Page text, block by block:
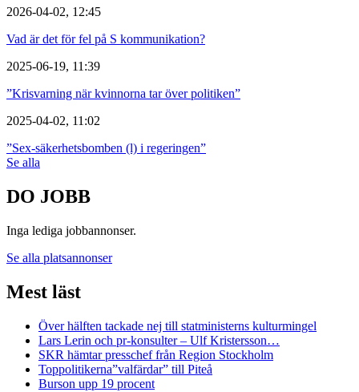
2026-04-02, 12:45
Vad är det för fel på S kommunikation?
2025-06-19, 11:39
”Krisvarning när kvinnorna tar över politiken”
2025-04-02, 11:02
”Sex-säkerhetsbomben (l) i regeringen”
Se alla
DO JOBB
Inga lediga jobbannonser.
Se alla platsannonser
Mest läst
Över hälften tackade nej till statministerns kulturmingel
Lars Lerin och pr-konsulter – Ulf Kristersson…
SKR hämtar presschef från Region Stockholm
Toppolitikerna”valfärdar” till Piteå
Burson upp 19 procent